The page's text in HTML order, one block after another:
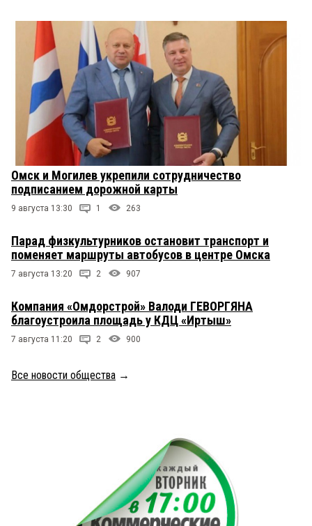
Омск и Могилев укрепили сотрудничество
подписанием дорожной карты
9 августа 13:30 1 263
Парад физкультурников остановит транспорт и
поменяет маршруты автобусов в центре Омска
7 августа 13:20 2 907
Компания «Омдорстрой» Валоди ГЕВОРГЯНА
благоустроила площадь у КДЦ «Иртыш»
7 августа 11:20 2 900
Все новости общества →